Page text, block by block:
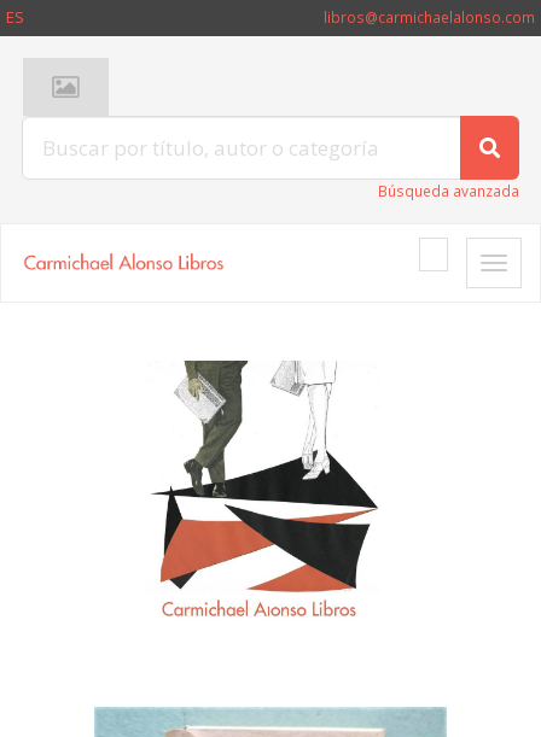
ES libros@carmichaelalonso.com
Búsqueda avanzada
Toggle